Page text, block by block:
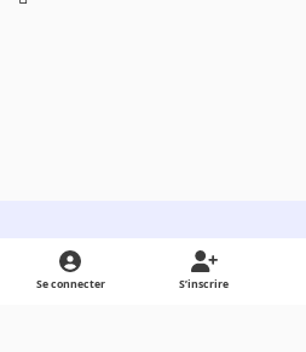
Light ModeDark ModeSystem Preference
Se connecter S’inscrire